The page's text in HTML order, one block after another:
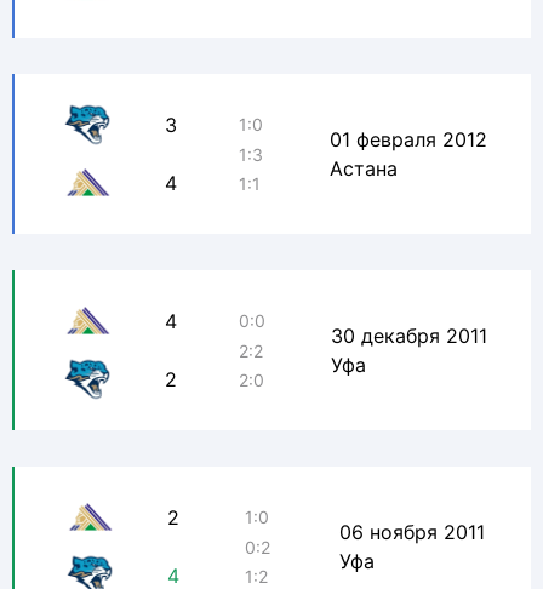
3
4
1:0
1:3
1:1
01 февраля 2012
Астана
4
2
0:0
2:2
2:0
30 декабря 2011
Уфа
2
4
1:0
0:2
1:2
06 ноября 2011
Уфа